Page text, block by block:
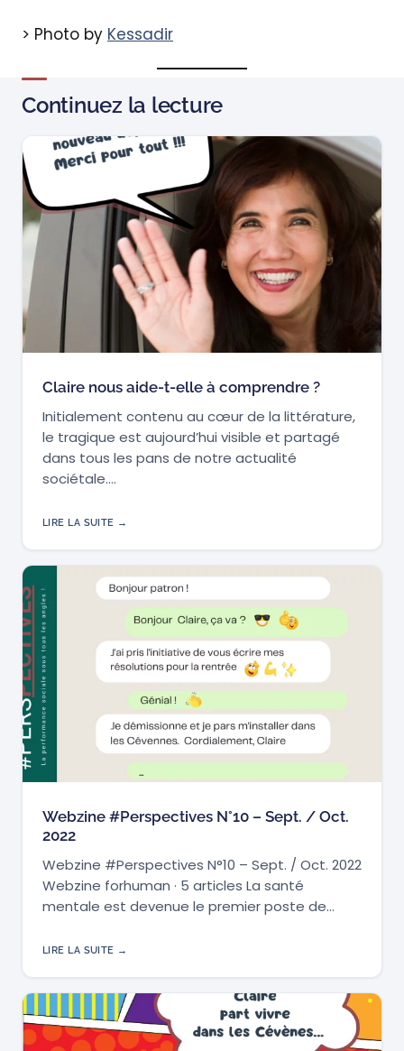
> Photo by Kessadir
Continuez la lecture
Claire nous aide-t-elle à comprendre ?
Initialement contenu au cœur de la littérature,
le tragique est aujourd’hui visible et partagé
dans tous les pans de notre actualité
sociétale.…
LIRE LA SUITE →
Webzine #Perspectives N°10 – Sept. / Oct.
2022
Webzine #Perspectives N°10 – Sept. / Oct. 2022
Webzine forhuman · 5 articles La santé
mentale est devenue le premier poste de…
LIRE LA SUITE →